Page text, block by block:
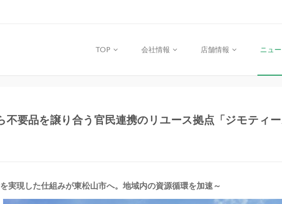
TOP 会社情報 店舗情報 ニュ
不要品を譲り合う官民連携のリユース拠点「ジモティ
実現した仕組みが東松山市へ。地域内の資源循環を加速～